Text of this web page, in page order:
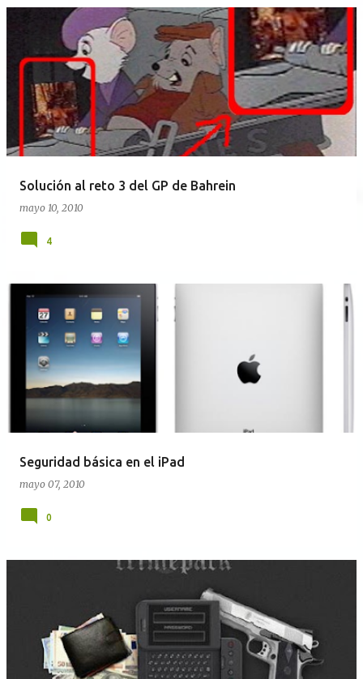
Solución al reto 3 del GP de Bahrein
mayo 10, 2010
4
Seguridad básica en el iPad
mayo 07, 2010
0